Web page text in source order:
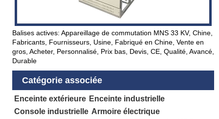
Balises actives: Appareillage de commutation MNS 33 KV, Chine,
Fabricants, Fournisseurs, Usine, Fabriqué en Chine, Vente en
gros, Acheter, Personnalisé, Prix bas, Devis, CE, Qualité, Avancé,
Durable
Catégorie associée
Enceinte extérieure Enceinte industrielle
Console industrielle Armoire électrique